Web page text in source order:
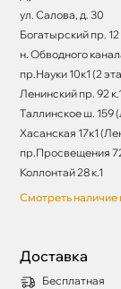
ул. Салова, д. 30
Богатырский пр. 12
н. Обводного
пр.Науки 10к1 (2
Ленинский пр. 92 к.1
Таллинское ш. 159
Хасанская 17к1
пр.Просвещения
Коллонтай 28 к.1
Смотреть наличие
Доставка
Бесплатная